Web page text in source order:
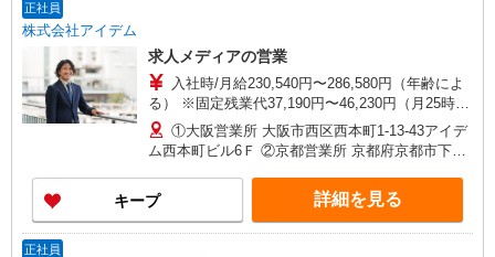
正社員
株式会社アイデム
求人メディアの営業
入社時/月給230,540円〜286,580円（年齢によ
る） ※固定残業代37,190円〜46,230円（月25時間
相当分）含む 25時間を超える残業については別
途支給 ★営業成果に応じた給与形態になります
（原則として入社半年以降）
①大阪営業所 大阪市西区西本町1-13-43アイデ
ム西本町ビル6Ｆ ②京都営業所 京都府京都市下京
ル7F ③守口営業所 大阪府守口市八島町1-12守口
KSビルディング6F ④堺営業所 大阪府堺市堺区戎
島町4-45-1ポルタス堺12F ⑤奈良営業所 奈良県奈
キープ 詳細を見る
正社員